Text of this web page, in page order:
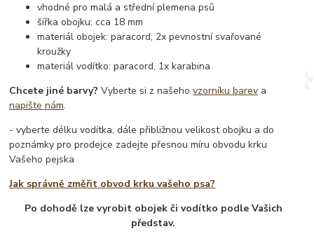
vhodné pro malá a střední plemena psů
šířka obojku: cca 18 mm
materiál obojek: paracord, 2x pevnostní svařované
kroužky
materiál vodítko: paracord, 1x karabina
Chcete jiné barvy? Vyberte si z našehovzorníku barev a
napište nám.
- vyberte délku vodítka, dále přibližnou velikost obojku a do
poznámky pro prodejce zadejte přesnou míru obvodu krku
Vašeho pejska
Jak správně změřit obvod krku vašeho psa?
Po dohodě lze vyrobit obojek či vodítko podle Vašich
představ.